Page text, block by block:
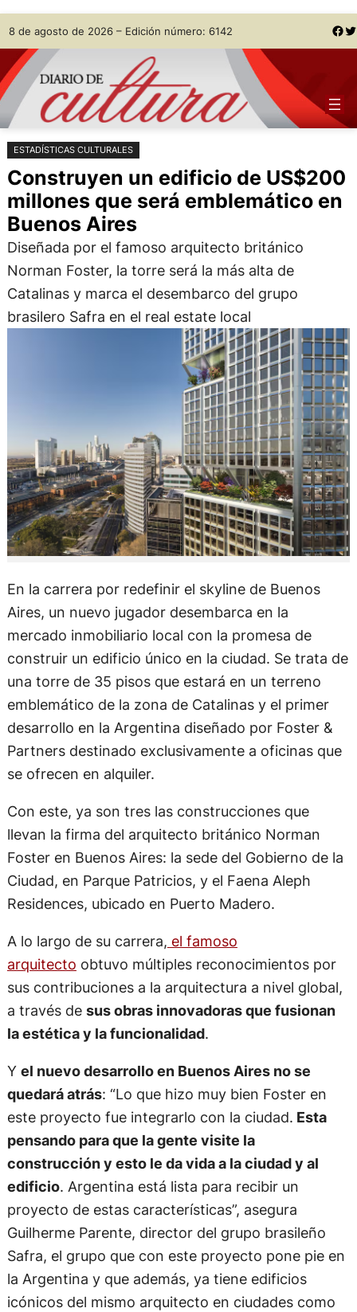
Saltar
al
contenido
Skip
to
content
8 de agosto de 2026 – Edición número: 6142 Facebook Twitter
ESTADÍSTICAS CULTURALES
Construyen un edificio de US$200
millones que será emblemático en
Buenos Aires
Diseñada por el famoso arquitecto británico
Norman Foster, la torre será la más alta de
Catalinas y marca el desembarco del grupo
brasilero Safra en el real estate local
En la carrera por redefinir el skyline de Buenos
Aires, un nuevo jugador desembarca en la
mercado inmobiliario local con la promesa de
construir un edificio único en la ciudad. Se trata de
una torre de 35 pisos que estará en un terreno
emblemático de la zona de Catalinas y el primer
desarrollo en la Argentina diseñado por Foster &
Partners destinado exclusivamente a oficinas que
se ofrecen en alquiler.
Con este, ya son tres las construcciones que
llevan la firma del arquitecto británico Norman
Foster en Buenos Aires: la sede del Gobierno de la
Ciudad, en Parque Patricios, y el Faena Aleph
Residences, ubicado en Puerto Madero.
A lo largo de su carrera, el famoso
arquitecto obtuvo múltiples reconocimientos por
sus contribuciones a la arquitectura a nivel global,
a través de sus obras innovadoras que fusionan
la estética y la funcionalidad.
Y el nuevo desarrollo en Buenos Aires no se
quedará atrás: “Lo que hizo muy bien Foster en
este proyecto fue integrarlo con la ciudad. Esta
pensando para que la gente visite la
construcción y esto le da vida a la ciudad y al
edificio. Argentina está lista para recibir un
proyecto de estas características”, asegura
Guilherme Parente, director del grupo brasileño
Safra, el grupo que con este proyecto pone pie en
la Argentina y que además, ya tiene edificios
icónicos del mismo arquitecto en ciudades como